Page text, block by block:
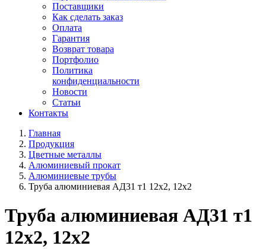
Поставщики
Как сделать заказ
Оплата
Гарантия
Возврат товара
Портфолио
Политика
конфиденциальности
Новости
Статьи
Контакты
Главная
Продукция
Цветные металлы
Алюминиевый прокат
Алюминиевые трубы
Труба алюминиевая АД31 т1 12х2, 12х2
Труба алюминиевая АД31 т1
12х2, 12х2